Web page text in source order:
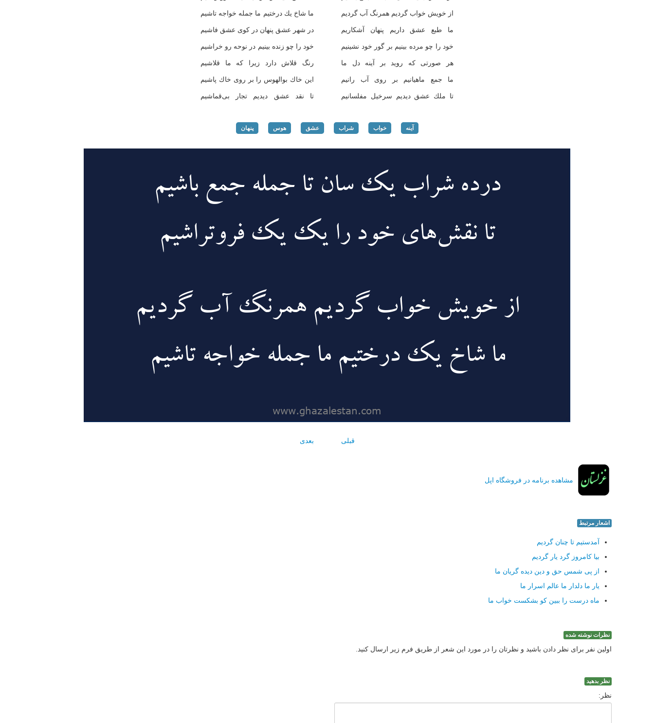
از خویش خواب گردیم همرنگ آب گردیم ما شاخ یك درختیم ما جمله خواجه تاشیم
ما طبع عشق داریم پنهان آشكاریم در شهر عشق پنهان در كوی عشق فاشیم
خود را چو مرده بینیم بر گور خود نشینیم خود را چو زنده بینیم در نوحه رو خراشیم
هر صورتی كه روید بر آینه دل ما رنگ قلاش دارد زیرا كه ما قلاشیم
ما جمع ماهیانیم بر روی آب رانیم این خاك بوالهوس را بر روی خاك پاشیم
تا ملك عشق دیدیم سرخیل مفلسانیم تا نقد عشق دیدیم تجار بی‌قماشیم
آینه خواب شراب عشق هوس پنهان
قبلی بعدی
مشاهده برنامه در فروشگاه اپل
اشعار مرتبط
آمدستیم تا چنان گردیم
بیا كامروز گرد یار گردیم
از پی شمس حق و دین دیده گریان ما
یار ما دلدار ما عالم اسرار ما
ماه درست را ببین كو بشكست خواب ما
نظرات نوشته شده
اولین نفر برای نظر دادن باشید و نظرتان را در مورد این شعر از طریق فرم زیر ارسال کنید.
نظر بدهید
نظر: